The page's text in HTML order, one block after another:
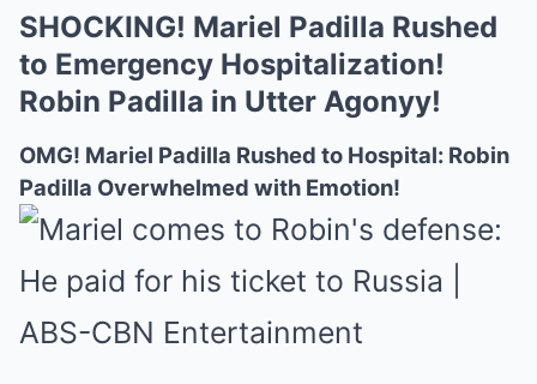
SHOCKING! Mariel Padilla Rushed
to Emergency Hospitalization!
Robin Padilla in Utter Agonyy!
OMG! Mariel Padilla Rushed to Hospital: Robin
Padilla Overwhelmed with Emotion!